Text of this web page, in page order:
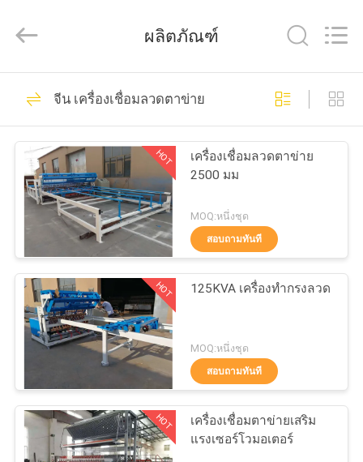
บ้าน
สินค้า
การ
แสดง
VR
เกี่ยว
เรา
Dixun
Wire
Co.,
เครื่องเชื่อมลวด
ตาข่าย
101
เครื่องเชื่อมตาข่าย
เสริมแรง
70
ผลิตภัณฑ์
จีน เครื่องเชื่อมลวดตาข่าย
HOT
เครื่องเชื่อมลวดตาข่าย
2500 มม
MOQ:หนึ่งชุด
สอบถามทันที
HOT 125KVA เครื่องทำกรงลวด
MOQ:หนึ่งชุด
สอบถามทันที
HOT
เครื่องเชื่อมตาข่ายเสริม
แรงเซอร์โวมอเตอร์